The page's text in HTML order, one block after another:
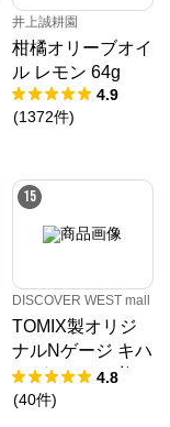
井上誠耕園
柑橘オリーブオイ
ル レモン 64g
4.9
(1372件)
15
DISCOVER WEST mall
TOMIX製オリジ
ナルNゲージ キハ
40形（SAKU美S
AKU楽）1両単品
4.8
(40件)